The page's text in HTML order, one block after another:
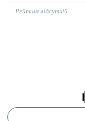
Рейтинг відсутній